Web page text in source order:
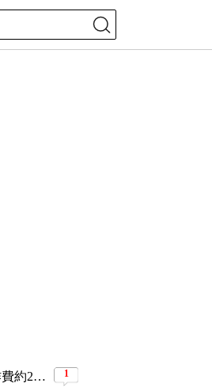
死んでも、また戦場へ…製作費約276億円、世界興収584億円のSF大作『オール・ユー・ニード・イズ・キル』がついに配信 1